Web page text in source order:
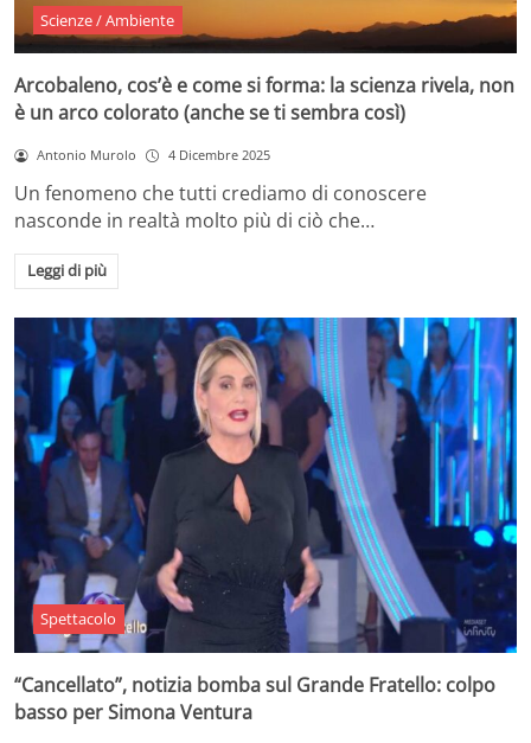
Scienze / Ambiente
Arcobaleno, cos’è e come si forma: la scienza rivela, non
è un arco colorato (anche se ti sembra così)
Antonio Murolo 4 Dicembre 2025
Un fenomeno che tutti crediamo di conoscere
nasconde in realtà molto più di ciò che…
Leggi di più
Spettacolo
“Cancellato”, notizia bomba sul Grande Fratello: colpo
basso per Simona Ventura